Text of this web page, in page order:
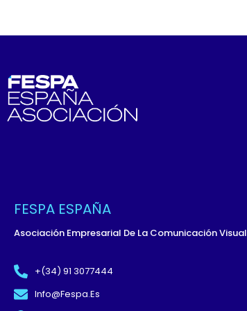
FESPA ESPAÑA
Asociación Empresarial De La Comunicación Visual
+(34) 91 3077444
Info@fespa.es